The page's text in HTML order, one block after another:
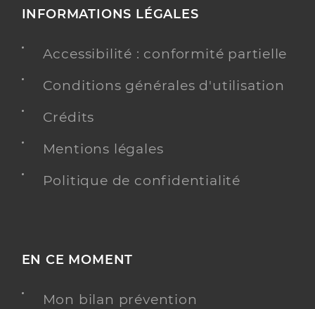
INFORMATIONS LÉGALES
Accessibilité : conformité partielle
Conditions générales d'utilisation
Crédits
Mentions légales
Politique de confidentialité
EN CE MOMENT
Mon bilan prévention